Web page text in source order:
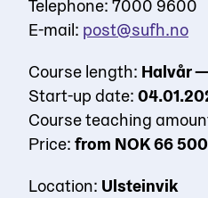
Telephone: 7000 9600
E-mail: post@sufh.no
Course length: Halvår
Start-up date:
Course teaching
Price: from NOK 66
Location: Ulsteinvik